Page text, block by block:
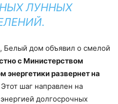
ЛУННЫХ
Белый дом объявил о смелой
с Министерством
энергетики развернет на
Этот шаг направлен на
долгосрочных